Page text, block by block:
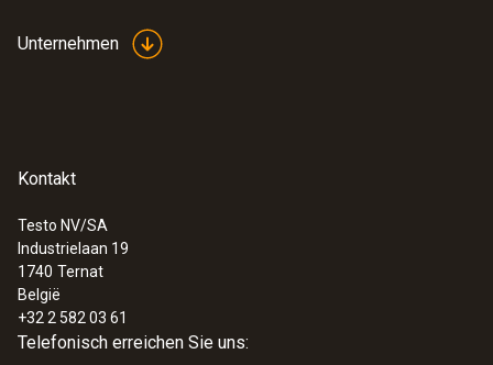
Unternehmen
Kontakt
Testo NV/SA
Industrielaan 19
1740 Ternat
België
+32 2 582 03 61
Telefonisch erreichen Sie uns: